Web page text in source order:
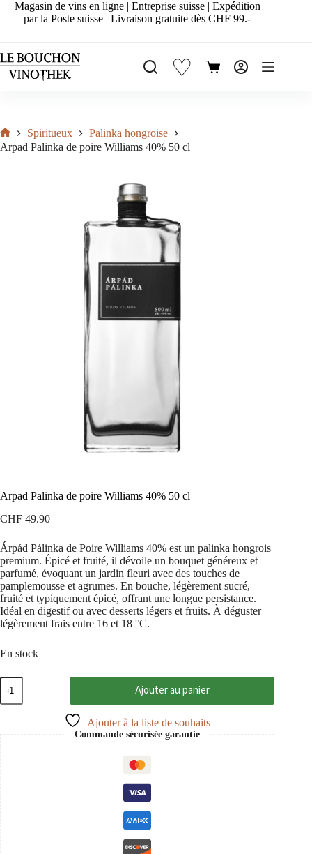
PasserMagasin de vins en ligne | Entreprise suisse | Expédition
par la Poste suisse | Livraison gratuite dès CHF 99.-
♡
Panier
Accueil
Spiritueux
Palinka hongroise
Arpad Palinka de poire Williams 40% 50 cl
Arpad Palinka de poire Williams 40% 50 cl
CHF 49.90
Árpád Pálinka de Poire Williams 40% est un palinka hongrois
premium. Épicé et fruité, il dévoile un bouquet généreux et
parfumé, évoquant un jardin fleuri avec des touches de
pamplemousse et agrumes. En bouche, légèrement sucré,
fruité et typiquement épicé, offrant une longue persistance.
Idéal en digestif ou avec desserts légers et fruits. À déguster
légèrement frais entre 16 et 18 °C.
En stock
quantité
de
Arpad
Ajouter au panier
Ajouter à la liste de souhaits
Commande sécurisée garantie